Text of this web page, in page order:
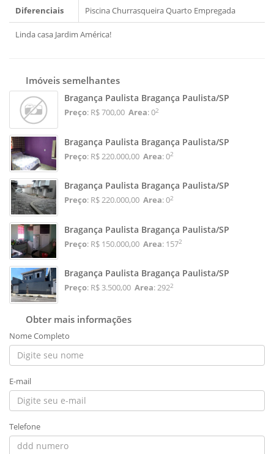
Diferenciais PiscinaChurrasqueiraQuarto Empregada
Linda casa Jardim América!
Imóveis semelhantes
Bragança Paulista Bragança Paulista/SP
Preço: R$ 700,00 Area: 02
Bragança Paulista Bragança Paulista/SP
Preço: R$ 220.000,00 Area: 02
Bragança Paulista Bragança Paulista/SP
Preço: R$ 220.000,00 Area: 02
Bragança Paulista Bragança Paulista/SP
Preço: R$ 150.000,00 Area: 1572
Bragança Paulista Bragança Paulista/SP
Preço: R$ 3.500,00 Area: 2922
Obter mais informações
Nome Completo
E-mail
Telefone